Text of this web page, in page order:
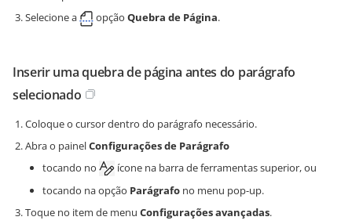
Selecione a
opção Quebra de Página.
Inserir uma quebra de página antes do parágrafo
selecionado
Coloque o cursor dentro do parágrafo necessário.
Abra o painelConfigurações de Parágrafo
tocando no
ícone na barra de ferramentas superior, ou
tocando na opção Parágrafo no menu pop-up.
Toque no item de menu Configurações avançadas.